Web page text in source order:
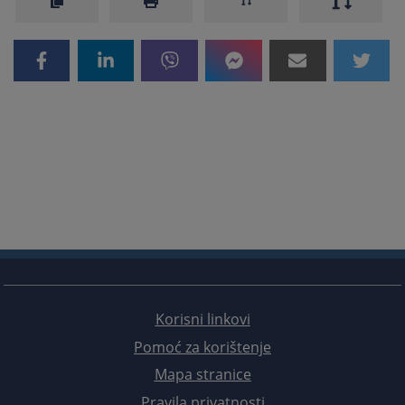
Korisni linkovi
Pomoć za korištenje
Mapa stranice